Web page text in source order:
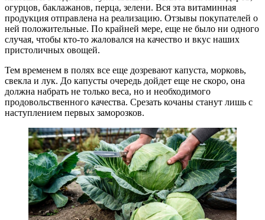
огурцов, баклажанов, перца, зелени. Вся эта витаминная
продукция отправлена на реализацию. Отзывы покупателей о
ней положительные. По крайней мере, еще не было ни одного
случая, чтобы кто-то жаловался на качество и вкус наших
пристоличных овощей.
Тем временем в полях все еще дозревают капуста, морковь,
свекла и лук. До капусты очередь дойдет еще не скоро, она
должна набрать не только веса, но и необходимого
продовольственного качества. Срезать кочаны станут лишь с
наступлением первых заморозков.